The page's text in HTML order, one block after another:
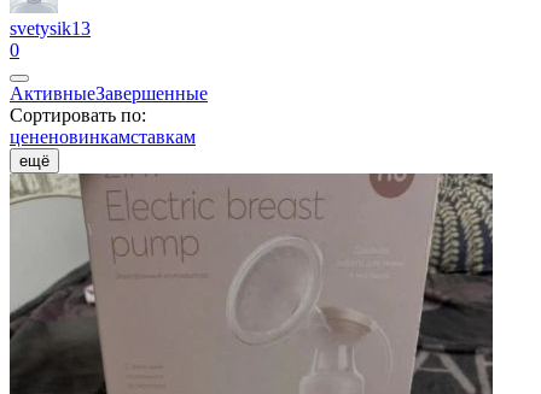
svetysik13
0
АктивныеЗавершенные
Сортировать по:
цененовинкамставкам
ещё